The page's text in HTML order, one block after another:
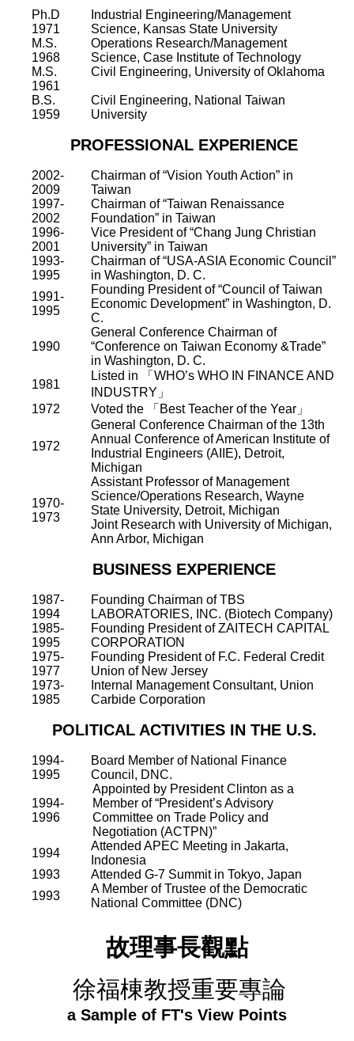
Ph.D
1971
Industrial Engineering/Management
Science, Kansas State University
M.S.
1968
Operations Research/Management
Science, Case Institute of Technology
M.S.
1961
Civil Engineering, University of Oklahoma
B.S.
1959
Civil Engineering, National Taiwan
University
PROFESSIONAL EXPERIENCE
2002-
2009
Chairman of “Vision Youth Action” in
Taiwan
1997-
2002
Chairman of “Taiwan Renaissance
Foundation” in Taiwan
1996-
2001
Vice President of “Chang Jung Christian
University” in Taiwan
1993-
1995
Chairman of “USA-ASIA Economic Council”
in Washington, D. C.
1991-
1995
Founding President of “Council of Taiwan
Economic Development” in Washington, D.
C.
1990
General Conference Chairman of
“Conference on Taiwan Economy &Trade”
in Washington, D. C.
1981
Listed in 「WHO’s WHO IN FINANCE AND
INDUSTRY 」
1972
Voted the 「 Best Teacher of the Year 」
1972
General Conference Chairman of the 13th
Annual Conference of American Institute of
Industrial Engineers (AIIE), Detroit,
Michigan
1970-
1973
Assistant Professor of Management
Science/Operations Research, Wayne
State University, Detroit, Michigan
Joint Research with University of Michigan,
Ann Arbor, Michigan
BUSINESS EXPERIENCE
1987-
1994
Founding Chairman of TBS
LABORATORIES, INC. (Biotech Company)
1985-
1995
Founding President of ZAITECH CAPITAL
CORPORATION
1975-
1977
Founding President of F.C. Federal Credit
Union of New Jersey
1973-
1985
Internal Management Consultant, Union
Carbide Corporation
POLITICAL ACTIVITIES IN THE U.S.
1994-
1995
Board Member of National Finance
Council, DNC.
1994-
1996
Appointed by President Clinton as a
Member of “President’s Advisory
Committee on Trade Policy and
Negotiation (ACTPN)”
1994
Attended APEC Meeting in Jakarta,
Indonesia
1993
Attended G-7 Summit in Tokyo, Japan
1993
A Member of Trustee of the Democratic
National Committee (DNC)
故理事長觀點
徐福棟教授重要專論
a Sample of FT's View Points